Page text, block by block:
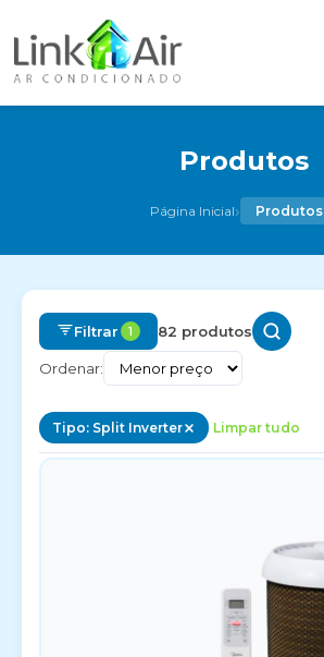
Produtos
Página Inicial› Produtos
Filtrar 1 82 produtos
Ordenar:
Tipo: Split Inverter Limpar tudo